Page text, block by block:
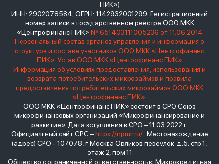
ПИК»)
ИНН: 2902078584, ОГРН: 1142932001299 Регистрационный
номер записи в государственном реестре ООО МКК
«Центрофинанс ПИК» № 651403111005236 от 11.06.2014
Персональный состав органов управления и информация о
структуре и составе участников ООО МКК «Центрофинанс
ПИК» Устав ООО МКК «Центрофинанс ПИК»
Информация об условиях предоставления, использования и
возврата потребительских микрозаймов и правила
предоставления потребительских микрозаймов ООО МКК
«Центрофинанс ПИК»
ООО МКК «Центрофинанс ПИК» состоит в СРО Союз
микрофинансовых организаций «Микрофинансирование и
развитие». Дата вступления в СРО – 11.03.2022 г.
Официальный сайт СРО –https://npmir.ru/. Местонахождение
(адрес) СРО - 107078, г. Москва Орликов переулок, д.5, стр.1,
этаж 2, пом.11
Общество с ограниченной ответственностью Микрокредитная